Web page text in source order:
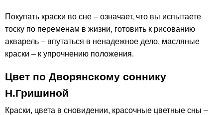
Покупать краски во сне – означает, что вы испытаете
тоску по переменам в жизни, готовить к рисованию
акварель – впутаться в ненадежное дело, масляные
краски – к упрочнению положения.
Цвет по Дворянскому соннику
Н.Гришиной
Краски, цвета в сновидении, красочные цветные сны –